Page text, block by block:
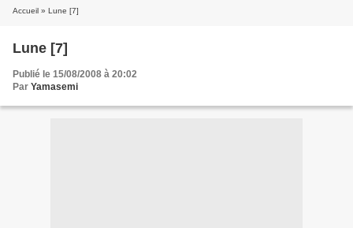
Accueil » Lune [7]
Lune [7]
Publié le 15/08/2008 à 20:02
Par Yamasemi